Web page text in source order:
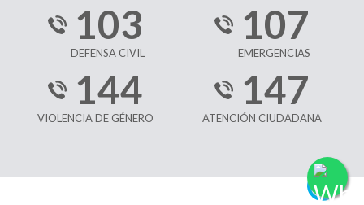
103
DEFENSA CIVIL
107
EMERGENCIAS
144
VIOLENCIA DE GÉNERO
147
ATENCIÓN CIUDADANA